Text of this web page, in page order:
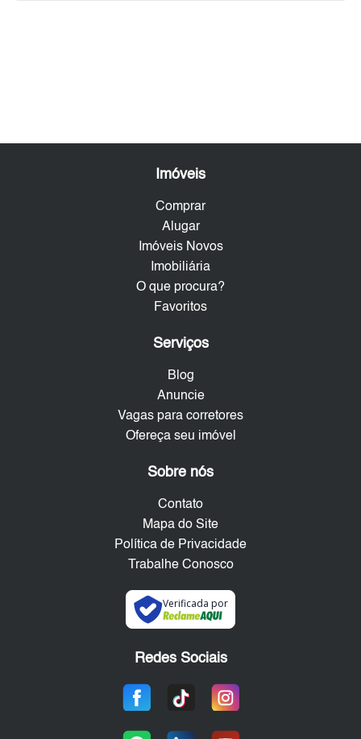
Imóveis
Comprar
Alugar
Imóveis Novos
Imobiliária
O que procura?
Favoritos
Serviços
Blog
Anuncie
Vagas para corretores
Ofereça seu imóvel
Sobre nós
Contato
Mapa do Site
Política de Privacidade
Trabalhe Conosco
Verificada por
Redes Sociais